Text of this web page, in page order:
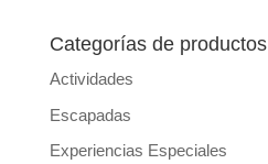
Categorías de productos
Actividades
Escapadas
Experiencias Especiales